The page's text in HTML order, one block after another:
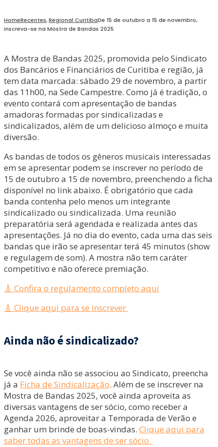
HomeRecentes,Regional CuritibaDe 15 de outubro a 15 de novembro,
inscreva-se na Mostra de Bandas 2025
A Mostra de Bandas 2025, promovida pelo Sindicato
dos Bancários e Financiários de Curitiba e região, já
tem data marcada: sábado 29 de novembro, a partir
das 11h00, na Sede Campestre. Como já é tradição, o
evento contará com apresentação de bandas
amadoras formadas por sindicalizadas e
sindicalizados, além de um delicioso almoço e muita
diversão.
As bandas de todos os gêneros musicais interessadas
em se apresentar podem se inscrever no período de
15 de outubro a 15 de novembro, preenchendo a ficha
disponível no link abaixo. É obrigatório que cada
banda contenha pelo menos um integrante
sindicalizado ou sindicalizada. Uma reunião
preparatória será agendada e realizada antes das
apresentações. Já no dia do evento, cada uma das seis
bandas que irão se apresentar terá 45 minutos (show
e regulagem de som). A mostra não tem caráter
competitivo e não oferece premiação.
🎸 Confira o regulamento completo aqui
🎸 Clique aqui para se inscrever
Ainda não é sindicalizado?
Se você ainda não se associou ao Sindicato, preencha
já a Ficha de Sindicalização. Além de se inscrever na
Mostra de Bandas 2025, você ainda aproveita as
diversas vantagens de ser sócio, como receber a
Agenda 2026, aproveitar a Temporada de Verão e
ganhar um brinde de boas-vindas. Clique aqui para
saber todas as vantagens de ser sócio.